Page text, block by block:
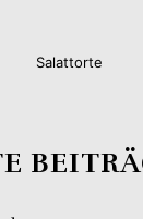
Salattorte